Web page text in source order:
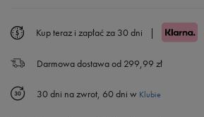
43 1/3 27,5 cm
44 28 cm
45 1/3 29 cm
Kup teraz i zapłać za 30 dni |
Darmowa dostawa od 299,99 zł
30 dni na zwrot, 60 dni w Klubie